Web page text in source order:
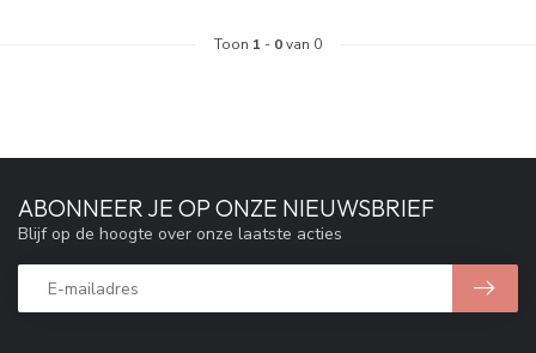
Toon 1 - 0van 0
ABONNEER JE OP ONZE NIEUWSBRIEF
Blijf op de hoogte over onze laatste acties